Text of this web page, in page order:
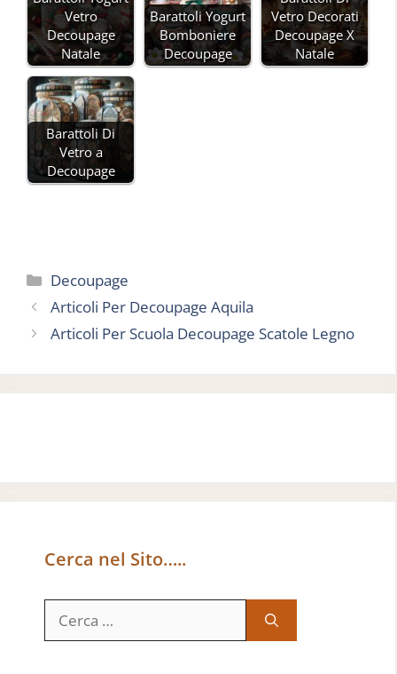
Vetro
Decoupage
Natale
Barattoli Yogurt
Bomboniere
Decoupage
Vetro Decorati
Decoupage X
Natale
Barattoli Di
Vetro a
Decoupage
Categorie
Decoupage
Articoli Per Decoupage Aquila
Articoli Per Scuola Decoupage Scatole Legno
Cerca nel Sito…..
per: